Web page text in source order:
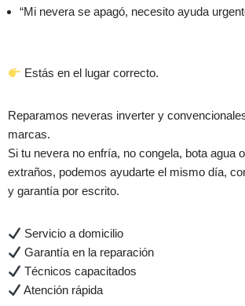
“Mi nevera se apagó, necesito ayuda
Estás en el lugar correcto.
Reparamos neveras inverter y
marcas.
Si tu nevera no enfría, no congela, bota agua o
extraños, podemos ayudarte el mismo día,
y garantía por escrito.
Servicio a domicilio
Garantía en la reparación
Técnicos capacitados
Atención rápida